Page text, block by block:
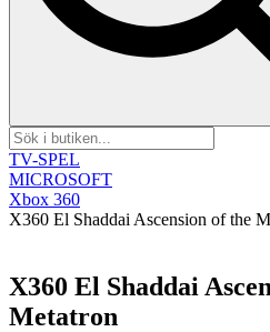
TV-SPEL
MICROSOFT
Xbox 360
X360 El Shaddai Ascension of the
X360 El Shaddai
Metatron